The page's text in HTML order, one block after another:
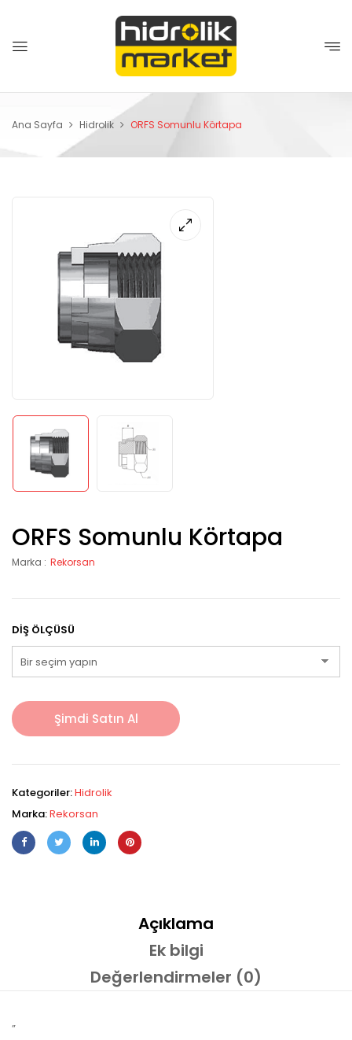
Ana Sayfa Hidrolik ORFS Somunlu Körtapa
ORFS Somunlu Körtapa
Marka : Rekorsan
DIŞ ÖLÇÜSÜ
Şimdi Satın Al
Kategoriler:Hidrolik
Marka:Rekorsan
Açıklama
Ek bilgi
Değerlendirmeler (0)
”